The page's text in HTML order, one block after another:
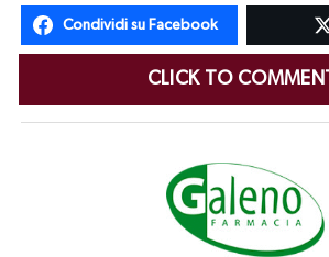
Condividi su Facebook
CLICK TO COMMENT